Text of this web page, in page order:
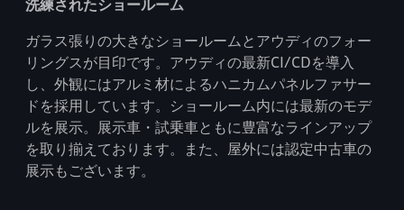
洗練されたショールーム
ガラス張りの大きなショールームとアウディのフォー
リングスが目印です。アウディの最新CI/CDを導入
し、外観にはアルミ材によるハニカムパネルファサー
ドを採用しています。ショールーム内には最新のモデ
ルを展示。展示車・試乗車ともに豊富なラインアップ
を取り揃えております。また、屋外には認定中古車の
展示もございます。